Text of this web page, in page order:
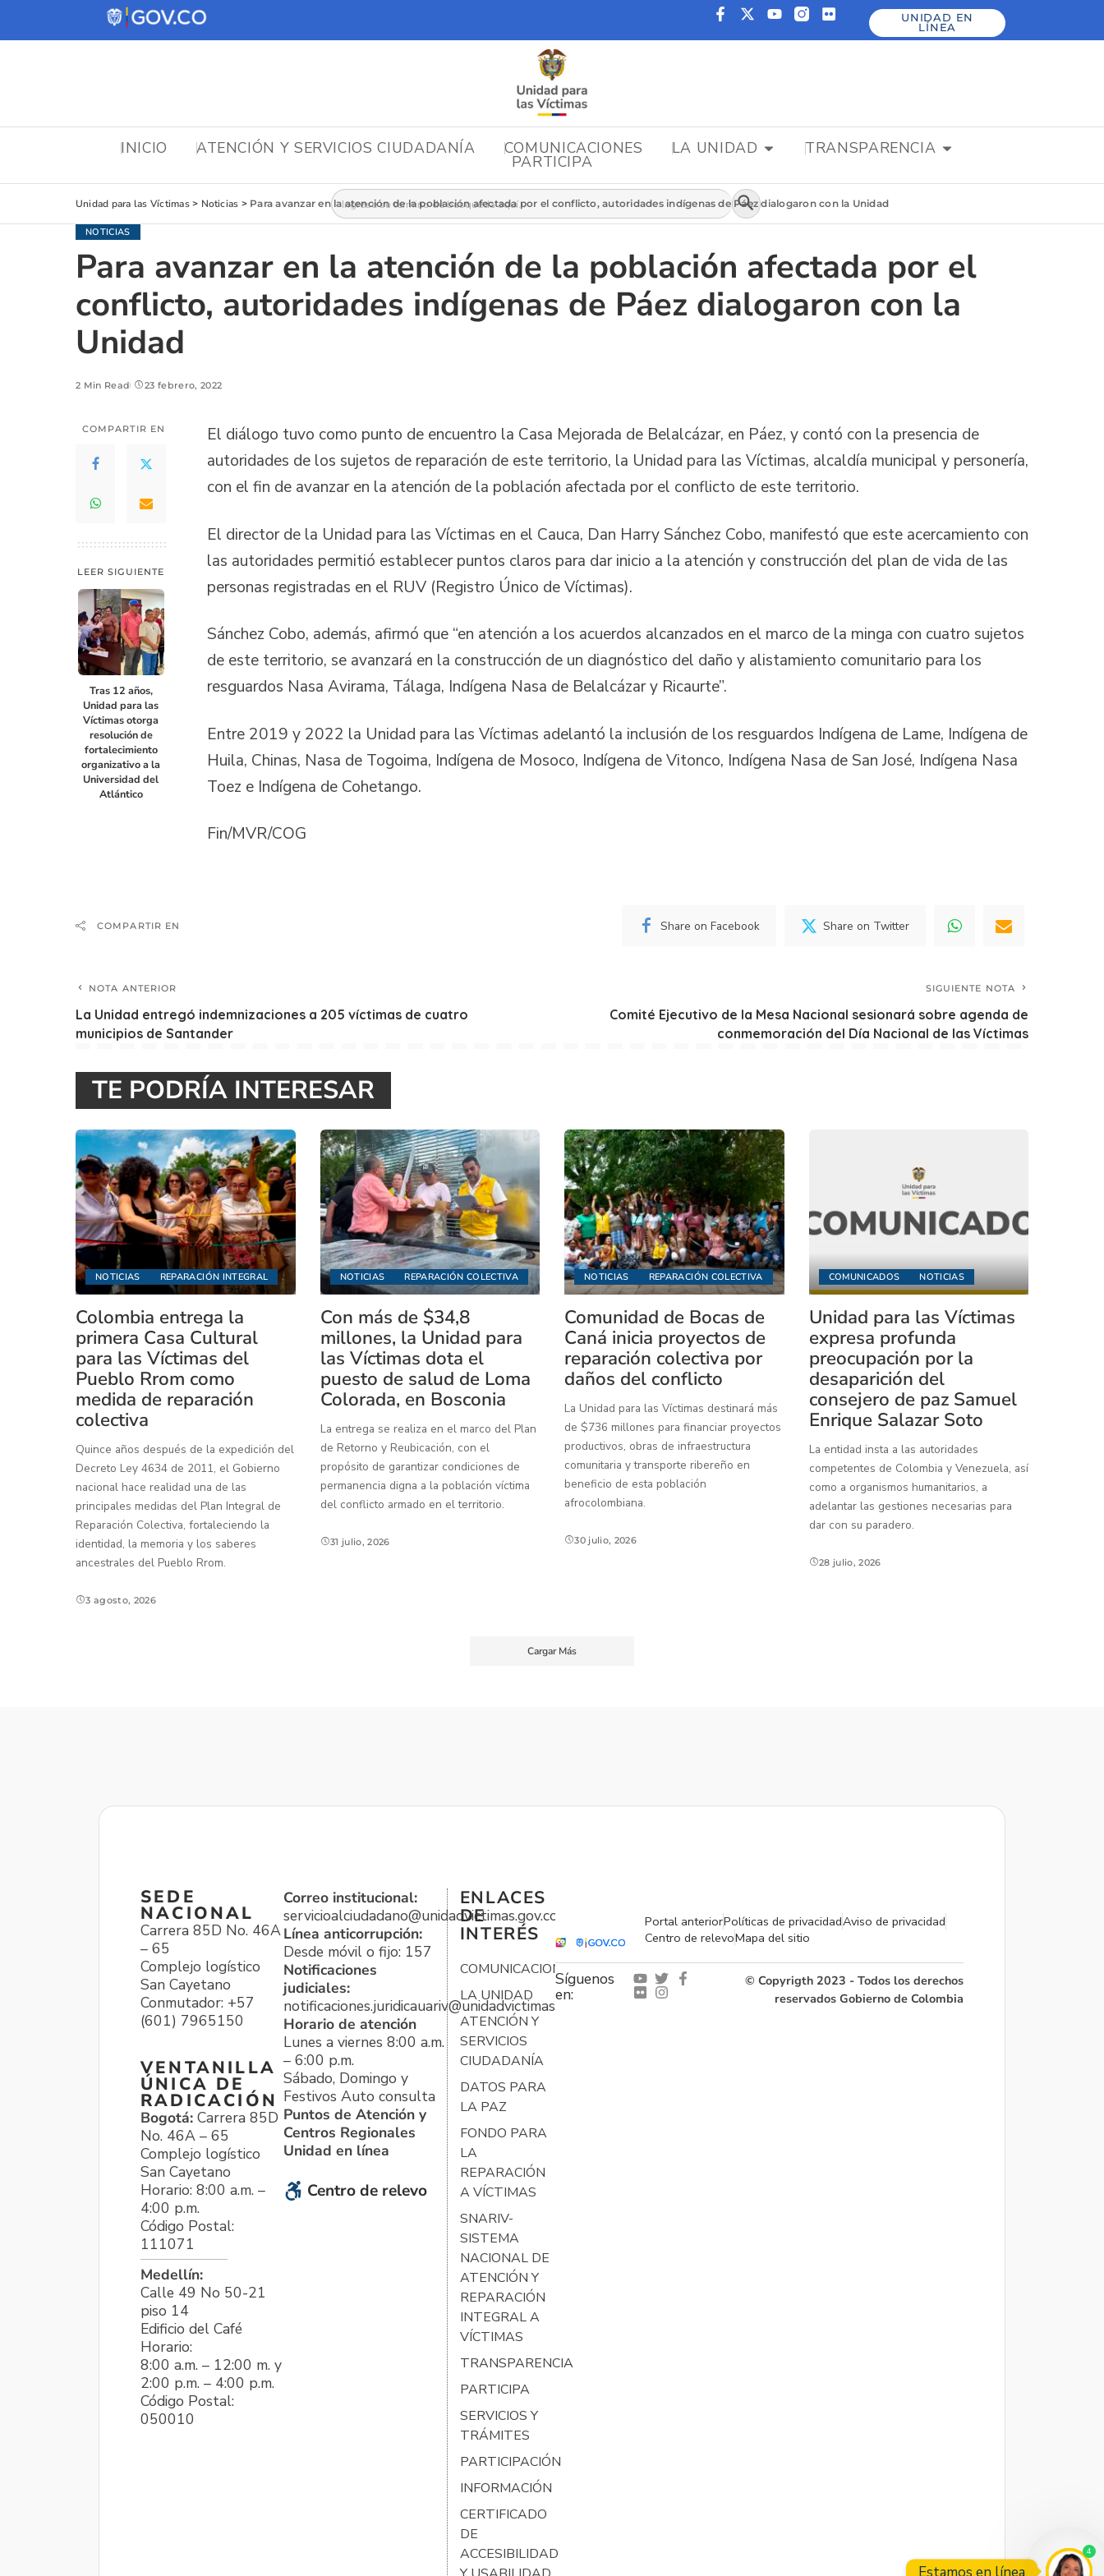
UNIDAD EN
LÍNEA
INICIO ATENCIÓN Y SERVICIOS CIUDADANÍA COMUNICACIONES LA UNIDAD TRANSPARENCIA
PARTICIPA
Buscar: Botón de búsqueda
Unidad para las Víctimas> Noticias > Para avanzar en la atención de la población afectada por el conflicto, autoridades indígenas de Páez dialogaron con la Unidad
NOTICIAS
Para avanzar en la atención de la población afectada por el
conflicto, autoridades indígenas de Páez dialogaron con la
Unidad
2 Min Read 23 febrero, 2022
COMPARTIR EN
LEER SIGUIENTE
Tras 12 años,
Unidad para las
Víctimas otorga
resolución de
fortalecimiento
organizativo a la
Universidad del
Atlántico
El diálogo tuvo como punto de encuentro la Casa Mejorada de Belalcázar, en Páez, y contó con la presencia de
autoridades de los sujetos de reparación de este territorio, la Unidad para las Víctimas, alcaldía municipal y personería,
con el fin de avanzar en la atención de la población afectada por el conflicto de este territorio.
El director de la Unidad para las Víctimas en el Cauca, Dan Harry Sánchez Cobo, manifestó que este acercamiento con
las autoridades permitió establecer puntos claros para dar inicio a la atención y construcción del plan de vida de las
personas registradas en el RUV (Registro Único de Víctimas).
Sánchez Cobo, además, afirmó que “en atención a los acuerdos alcanzados en el marco de la minga con cuatro sujetos
de este territorio, se avanzará en la construcción de un diagnóstico del daño y alistamiento comunitario para los
resguardos Nasa Avirama, Tálaga, Indígena Nasa de Belalcázar y Ricaurte”.
Entre 2019 y 2022 la Unidad para las Víctimas adelantó la inclusión de los resguardos Indígena de Lame, Indígena de
Huila, Chinas, Nasa de Togoima, Indígena de Mosoco, Indígena de Vitonco, Indígena Nasa de San José, Indígena Nasa
Toez e Indígena de Cohetango.
Fin/MVR/COG
COMPARTIR EN Share on Facebook Share on Twitter
NOTA ANTERIOR
La Unidad entregó indemnizaciones a 205 víctimas de cuatro
municipios de Santander
SIGUIENTE NOTA
Comité Ejecutivo de la Mesa Nacional sesionará sobre agenda de
conmemoración del Día Nacional de las Víctimas
TE PODRÍA INTERESAR
NOTICIAS REPARACIÓN INTEGRAL
Colombia entrega la
primera Casa Cultural
para las Víctimas del
Pueblo Rrom como
medida de reparación
colectiva
Quince años después de la expedición del
Decreto Ley 4634 de 2011, el Gobierno
nacional hace realidad una de las
principales medidas del Plan Integral de
Reparación Colectiva, fortaleciendo la
identidad, la memoria y los saberes
ancestrales del Pueblo Rrom.
3 agosto, 2026
NOTICIAS REPARACIÓN COLECTIVA
Con más de $34,8
millones, la Unidad para
las Víctimas dota el
puesto de salud de Loma
Colorada, en Bosconia
La entrega se realiza en el marco del Plan
de Retorno y Reubicación, con el
propósito de garantizar condiciones de
permanencia digna a la población víctima
del conflicto armado en el territorio.
31 julio, 2026
NOTICIAS REPARACIÓN COLECTIVA
Comunidad de Bocas de
Caná inicia proyectos de
reparación colectiva por
daños del conflicto
La Unidad para las Víctimas destinará más
de $736 millones para financiar proyectos
productivos, obras de infraestructura
comunitaria y transporte ribereño en
beneficio de esta población
afrocolombiana.
30 julio, 2026
COMUNICADOS NOTICIAS
Unidad para las Víctimas
expresa profunda
preocupación por la
desaparición del
consejero de paz Samuel
Enrique Salazar Soto
La entidad insta a las autoridades
competentes de Colombia y Venezuela, así
como a organismos humanitarios, a
adelantar las gestiones necesarias para
dar con su paradero.
28 julio, 2026
Cargar Más
SEDE
NACIONAL
Carrera 85D No. 46A
– 65
Complejo logístico
San Cayetano
Conmutador: +57
(601) 7965150
VENTANILLA
ÚNICA DE
RADICACIÓN
Bogotá: Carrera 85D
No. 46A – 65
Complejo logístico
San Cayetano
Horario: 8:00 a.m. –
4:00 p.m.
Código Postal:
111071
Medellín:
Calle 49 No 50-21
piso 14
Edificio del Café
Horario:
8:00 a.m. – 12:00 m. y
2:00 p.m. – 4:00 p.m.
Código Postal:
050010
Correo institucional:
servicioalciudadano@unidadvictimas.gov.co
Línea anticorrupción:
Desde móvil o fijo: 157
Notificaciones
judiciales:
notificaciones.juridicauariv@unidadvictimas.gov.co
Horario de atención
Lunes a viernes 8:00 a.m.
– 6:00 p.m.
Sábado, Domingo y
Festivos Auto consulta
Puntos de Atención y
Centros Regionales
Unidad en línea
Centro de relevo
ENLACES
DE
INTERÉS
COMUNICACIONES
LA UNIDAD
ATENCIÓN Y
SERVICIOS
CIUDADANÍA
DATOS PARA
LA PAZ
FONDO PARA
LA
REPARACIÓN
A VÍCTIMAS
SNARIV-
SISTEMA
NACIONAL DE
ATENCIÓN Y
REPARACIÓN
INTEGRAL A
VÍCTIMAS
TRANSPARENCIA
PARTICIPA
SERVICIOS Y
TRÁMITES
PARTICIPACIÓN
INFORMACIÓN
CERTIFICADO
DE
ACCESIBILIDAD
Portal anteriorPolíticas de privacidadAviso de privacidad
Centro de relevoMapa del sitio
Síguenos
en:
© Copyrigth 2023 - Todos los derechos
reservados Gobierno de Colombia
Estamos en línea
4